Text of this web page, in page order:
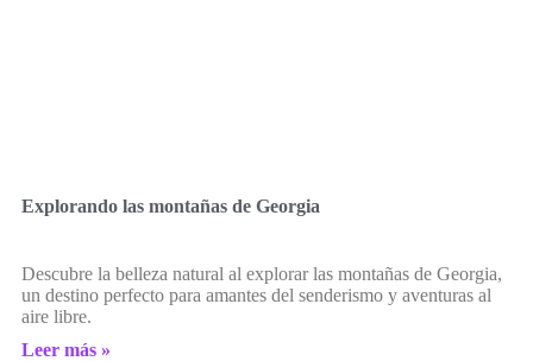
Explorando las montañas de Georgia
Descubre la belleza natural al explorar las montañas de Georgia,
un destino perfecto para amantes del senderismo y aventuras al
aire libre.
Leer más »